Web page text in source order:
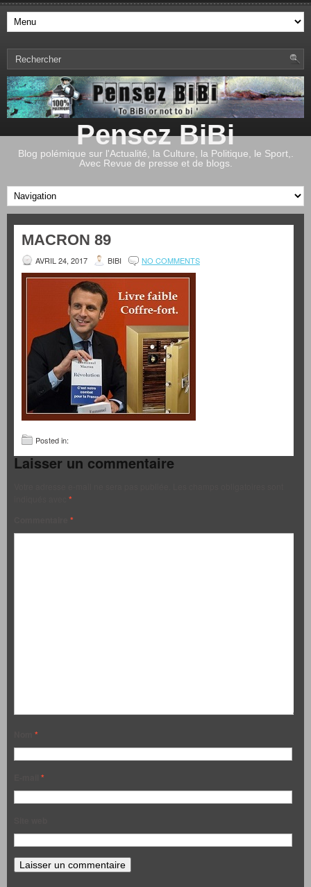
Pensez BiBi
Blog polémique sur l'Actualité, la Culture, la Politique, le Sport,.
Avec Revue de presse et de blogs.
MACRON 89
AVRIL 24, 2017 BIBI NO COMMENTS
Posted in:
Laisser un commentaire
*
*
*
*